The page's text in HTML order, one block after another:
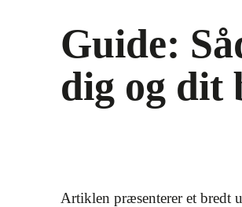
Guide:
dig og dit
Artiklen præsenterer et bredt